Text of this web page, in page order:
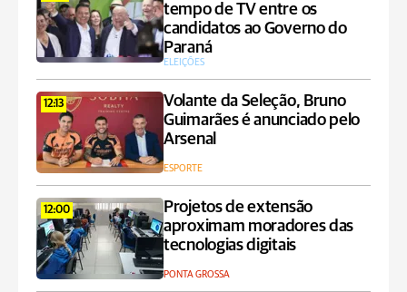
tempo de TV entre os
candidatos ao Governo do
Paraná
ELEIÇÕES
12:13
Volante da Seleção, Bruno
Guimarães é anunciado pelo
Arsenal
ESPORTE
12:00
Projetos de extensão
aproximam moradores das
tecnologias digitais
PONTA GROSSA